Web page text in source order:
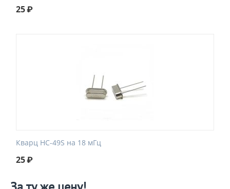
25₽
Кварц HC-49S на 18 мГц
25₽